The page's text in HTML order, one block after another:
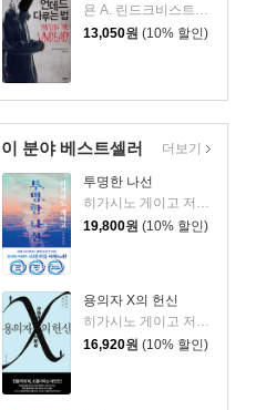
욘 A. 린드크비스트 저/최세희 역
13,050원 (10% 할인)
이 분야 베스트셀러
투명한 나선
히가시노 게이고 저/김선영 역
19,800원 (10% 할인)
용의자 X의 헌신
히가시노 게이고 저/양억관 역
16,920원 (10% 할인)
더보기